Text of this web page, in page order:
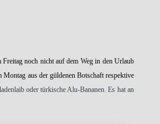
noch nicht auf dem Weg in den Urlaub
aus der güldenen Botschaft respektive
oder türkische Alu-Bananen. Es hat an